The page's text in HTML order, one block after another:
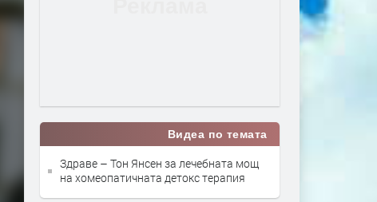
Видеа по темата
Здраве – Тон Янсен за лечебната мощ
на хомеопатичната детокс терапия